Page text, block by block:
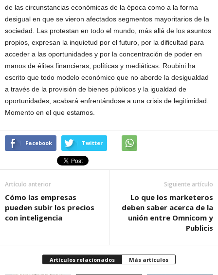
de las circunstancias económicas de la época como a la forma
desigual en que se vieron afectados segmentos mayoritarios de la
sociedad. Las protestan en todo el mundo, más allá de los asuntos
propios, expresan la inquietud por el futuro, por la dificultad para
acceder a las oportunidades y por la concentración de poder en
manos de élites financieras, políticas y mediáticas. Roubini ha
escrito que todo modelo económico que no aborde la desigualdad
a través de la provisión de bienes públicos y la igualdad de
oportunidades, acabará enfrentándose a una crisis de legitimidad.
Momento en el que estamos.
Facebook Twitter
Artículo anterior
Cómo las empresas
pueden subir los precios
con inteligencia
Siguiente artículo
Lo que los marketeros
deben saber acerca de la
unión entre Omnicom y
Publicis
Artículos relacionados Más artículos